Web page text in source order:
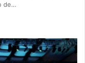
de…